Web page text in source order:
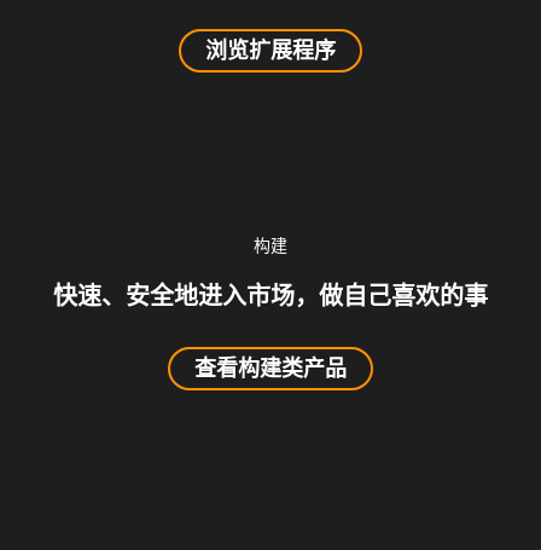
浏览扩展程序
构建
快速、安全地进入市场，做自己喜欢的事
查看构建类产品